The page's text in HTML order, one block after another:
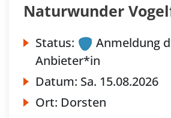
Naturwunder
Status:
Anmeldung
Anbieter*in
Datum: Sa. 15.08.2026
Ort: Dorsten